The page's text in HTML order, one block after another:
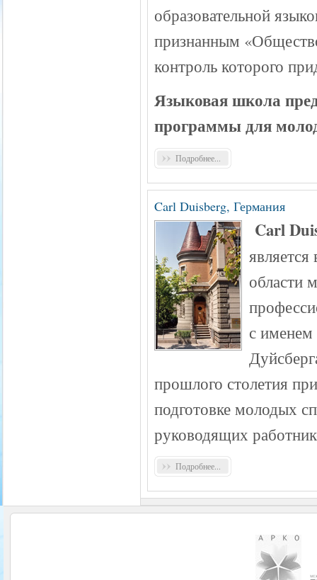
образовательной
признанным
контроль которого
Языковая школа
программы для
Подробнее...
Carl Duisberg, Германия
Carl
области
с именем
прошлого столетия
подготовке молодых
руководящих
Подробнее...